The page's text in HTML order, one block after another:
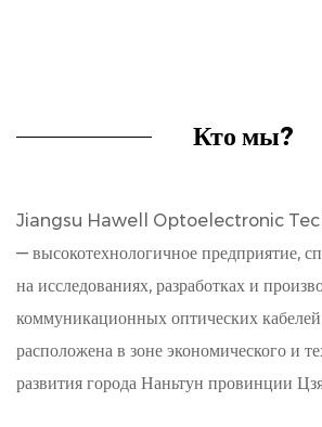
Кто мы?
Jiangsu Hawell Optoelectronic
— высокотехнологичное предприятие,
на исследованиях, разработках и
коммуникационных оптических
расположена в зоне экономического и
развития города Наньтун провинции